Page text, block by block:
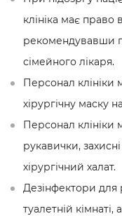
клініка має
рекомендувавши
сімейного лікаря.
Персонал клініки
хірургічну маску
Персонал клініки
рукавички,
хірургічний халат.
Дезінфектори для
туалетній кімнаті,